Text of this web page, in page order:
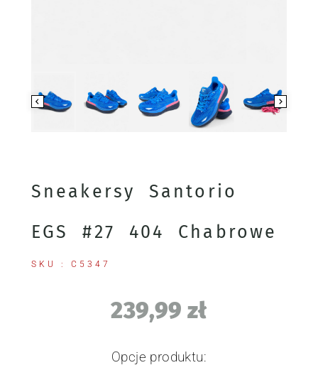
Sneakersy Santorio
EGS #27 404 Chabrowe
SKU : C5347
239,99 zł
Opcje produktu: